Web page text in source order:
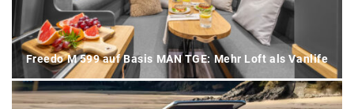
Freedo M 599 auf Basis MAN TGE: Mehr Loft als Vanlife